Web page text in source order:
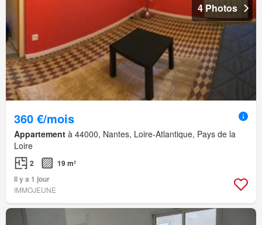
4 Photos
360 €/mois
Appartement à 44000, Nantes, Loire-Atlantique, Pays de la
Loire
2
19 m²
Il y a 1 jour
IMMOJEUNE